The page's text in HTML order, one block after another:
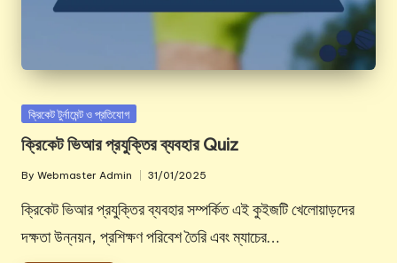
Posted
ক্রিকেট টুর্নামেন্ট ও প্রতিযোগ
ক্রিকেট ভিআর প্রযুক্তির ব্যবহার Quiz
Posted
by
By Webmaster Admin 31/01/2025
ক্রিকেট ভিআর প্রযুক্তির ব্যবহার সম্পর্কিত এই কুইজটি খেলোয়াড়দের
দক্ষতা উন্নয়ন, প্রশিক্ষণ পরিবেশ তৈরি এবং ম্যাচের…